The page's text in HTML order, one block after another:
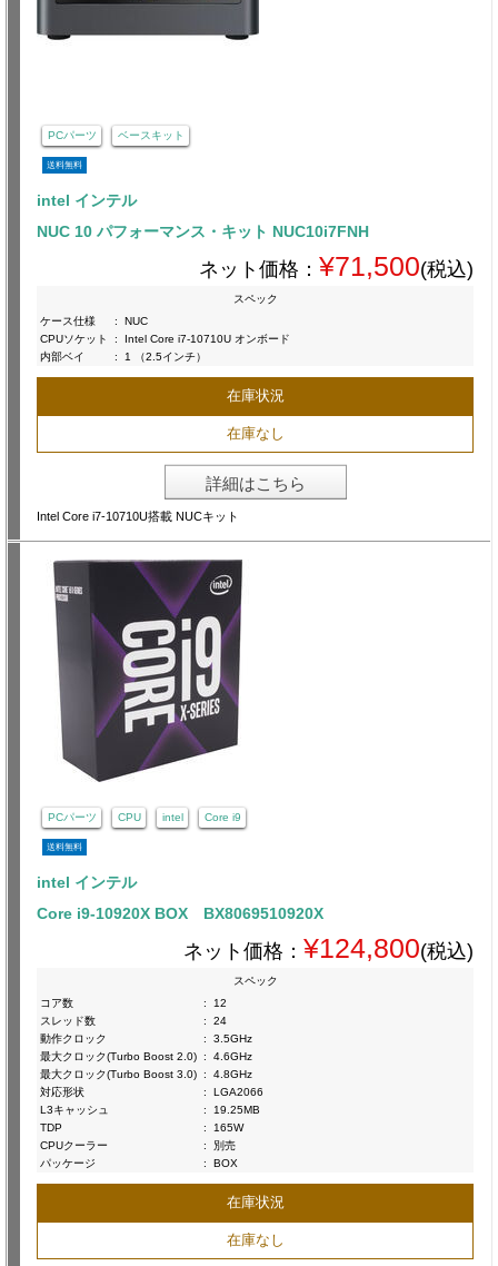
PCパーツ ベースキット
送料無料
intel インテル
NUC 10 パフォーマンス・キット NUC10i7FNH
ネット価格： ¥71,500(税込)
スペック
ケース仕様
:
NUC
CPUソケット
:
Intel Core i7-10710U オンボード
内部ベイ
: 1 （2.5インチ）
在庫状況
在庫なし
詳細はこちら
Intel Core i7-10710U搭載 NUCキット
PCパーツ CPU intel Core i9
送料無料
intel インテル
Core i9-10920X BOX BX8069510920X
ネット価格： ¥124,800(税込)
スペック
コア数
:
12
スレッド数
:
24
動作クロック
:
3.5GHz
最大クロック(Turbo Boost 2.0) :
4.6GHz
最大クロック(Turbo Boost 3.0) :
4.8GHz
対応形状
:
LGA2066
L3キャッシュ
:
19.25MB
TDP
:
165W
CPUクーラー
:
別売
パッケージ
: BOX
在庫状況
在庫なし